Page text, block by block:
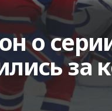
о
за